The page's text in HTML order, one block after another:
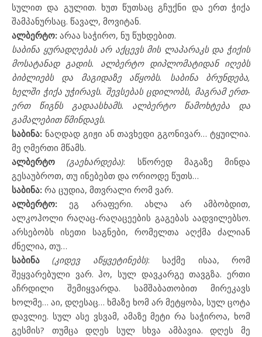
სულით და გულით. ხუთ წუთსაც გჩუქნი და ერთ ჭიქა
შამპანურსაც. წავალ, მოვიტან.
ალბერტო: არაა საჭირო, ნუ წუხდებით.
საბინა ყურადღებას არ აქცევს მის ლაპარაკს და ჭიქის
მოსატანად გადის. ალბერტოდიპლომატიდან იღებს
ბიბლიებს და მაგიდაზე აწყობს. საბინა ბრუნდება,
ხელში ჭიქა უჭირავს. შევსებას ცდილობს, მაგრამ ერთ-
ერთ წიგნს გადაასხამს. ალბერტო წამოხტება და
გამალებით წმინდავს.
საბინა: ნაღდად გიჟი ან თავხედი გგონივარ… ტყუილია.
მე ღმერთი მწამს.
ალბერტო
(გაეხარდება): სწორედ მაგაზე მინდა
გესაუბროთ, თუ ინებებთ და ორიოდე წუთს…
საბინა: რა ცუდია, მთვრალი რომ ვარ.
ალბერტო: ეგ არაფერი. ახლა არ ამბობდით,
ალკოჰოლი რაღაც-რაღაცეების გაგებას აადვილებსო.
არსებობს ისეთი საგნები, რომელთა აღქმა ძალიან
ძნელია, თუ…
საბინა(კიდევ აწყვეტინებს): საქმე ისაა, რომ
შეყვარებული ვარ. ჰო, სულ დავკარგე თავგზა. ერთი
აჩრდილი შემიყვარდა. სამშაბათობით მირეკავს
ხოლმე… აი, დღესაც… ხმაზე ხომ არ მეტყობა, სულ ცოტა
დავლიე. სულ ასე ვსვამ, ამაზე მეტი რა საჭიროა, ხომ
გესმის? თუმცა დღეს სულ სხვა ამბავია. დღეს მე